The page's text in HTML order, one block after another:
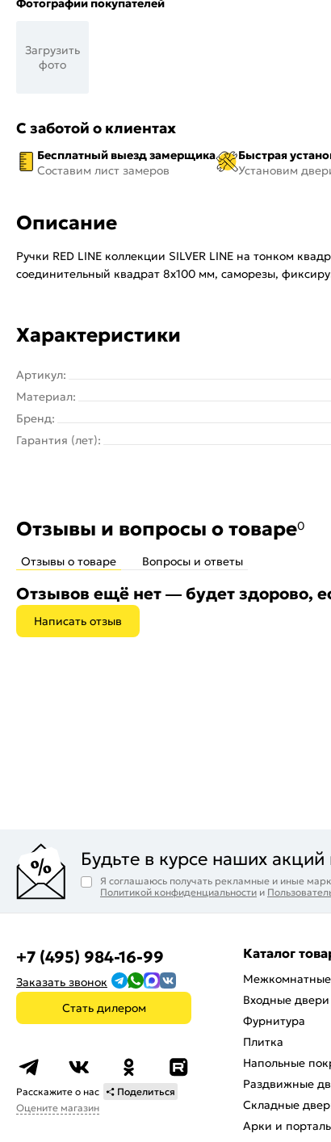
Фотографии покупателей
Загрузить
фото
С заботой о клиентах
Бесплатный выезд замерщика
Составим лист замеров
Быстрая
Установим
Описание
Ручки RED LINE коллекции SILVER LINE на тонком
соединительный квадрат 8x100 мм, саморезы,
Характеристики
Артикул:
Материал:
Бренд:
Гарантия (лет):
Отзывы и вопросы о товаре0
Отзывы о товаре Вопросы и ответы
Отзывов ещё нет — будет здорово,
Написать отзыв
Будьте в курсе наших акций
Я соглашаюсь получать рекламные и иные
Политикой конфиденциальности и
+7 (495) 984-16-99
Заказать звонок
Стать дилером
Расскажите о нас
Поделиться
Оцените магазин
Каталог
Входные двери
Фурнитура
Плитка
Напольные
Раздвижные
Складные
Арки и